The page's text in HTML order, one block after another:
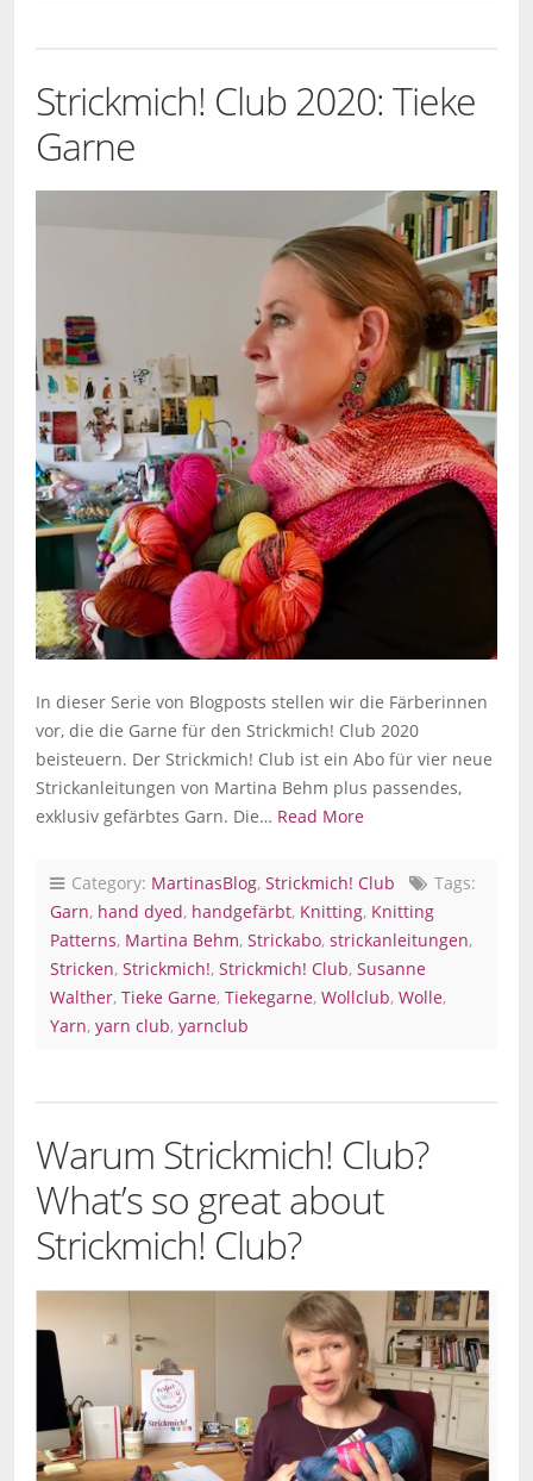
Strickmich! Club 2020: Tieke
Garne
In dieser Serie von Blogposts stellen wir die Färberinnen
vor, die die Garne für den Strickmich! Club 2020
beisteuern. Der Strickmich! Club ist ein Abo für vier neue
Strickanleitungen von Martina Behm plus passendes,
exklusiv gefärbtes Garn. Die… Read More
Category: MartinasBlog, Strickmich! Club
Tags:
Garn, hand dyed, handgefärbt, Knitting, Knitting
Patterns, Martina Behm, Strickabo, strickanleitungen,
Stricken, Strickmich!, Strickmich! Club, Susanne
Walther, Tieke Garne, Tiekegarne, Wollclub, Wolle,
Yarn, yarn club, yarnclub
Warum Strickmich! Club?
What’s so great about
Strickmich! Club?